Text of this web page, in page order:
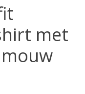
met